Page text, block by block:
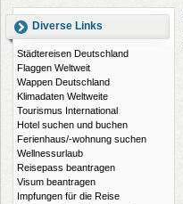
Diverse Links
Städtereisen Deutschland
Flaggen Weltweit
Wappen Deutschland
Klimadaten Weltweite
Tourismus International
Hotel suchen und buchen
Ferienhaus/-wohnung suchen
Wellnessurlaub
Reisepass beantragen
Visum beantragen
Impfungen für die Reise